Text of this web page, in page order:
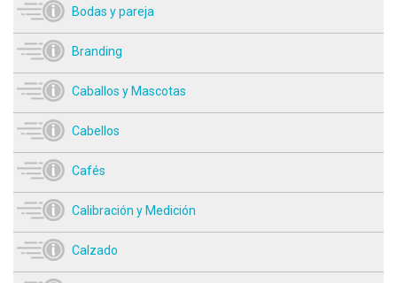
Bodas y pareja
Branding
Caballos y Mascotas
Cabellos
Cafés
Calibración y Medición
Calzado